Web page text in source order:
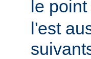
le
l'est